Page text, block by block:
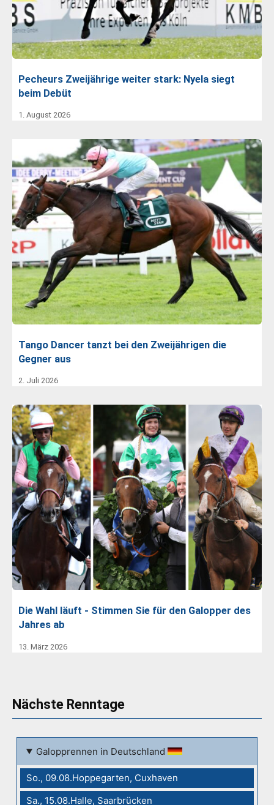
Pecheurs Zweijährige weiter stark: Nyela siegt
beim Debüt
1. August 2026
Tango Dancer tanzt bei den Zweijährigen die
Gegner aus
2. Juli 2026
Die Wahl läuft - Stimmen Sie für den Galopper des
Jahres ab
13. März 2026
Nächste Renntage
Galopprennen in Deutschland
So., 09.08.Hoppegarten, Cuxhaven
Sa., 15.08.Halle, Saarbrücken